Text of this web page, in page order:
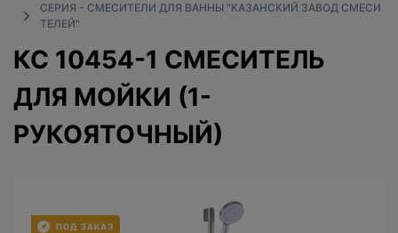
СЕРИЯ - СМЕСИТЕЛИ ДЛЯ ВАННЫ "КАЗАНСКИЙ ЗАВОД СМЕСИ
ТЕЛЕЙ"
КС 10454-1 СМЕСИТЕЛЬ
ДЛЯ МОЙКИ (1-
РУКОЯТОЧНЫЙ)